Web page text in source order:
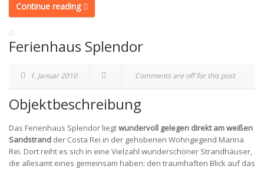
Continue reading
Ferienhaus Splendor
1. Januar 2010 Comments are off for this post
Objektbeschreibung
Das Ferienhaus Splendor liegtwundervoll gelegen direkt am weißen
Sandstrand der Costa Rei in der gehobenen Wohngegend Marina
Rei. Dort reiht es sich in eine Vielzahl wunderschöner Strandhäuser,
die allesamt eines gemeinsam haben: den traumhaften Blick auf das